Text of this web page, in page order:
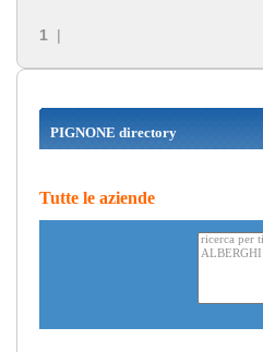
1 |
PIGNONE directory
Tutte le aziende